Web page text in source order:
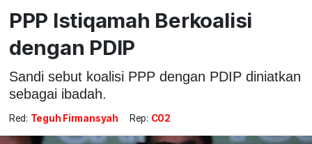
PPP Istiqamah Berkoalisi
dengan PDIP
Sandi sebut koalisi PPP dengan PDIP diniatkan
sebagai ibadah.
Red: Teguh Firmansyah Rep: C02